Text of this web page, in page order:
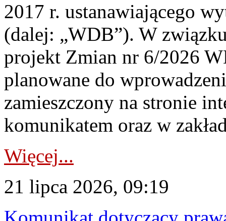
2017 r. ustanawiającego
(dalej: „WDB”). W
projekt Zmian nr 6/2026
planowane do
zamieszczony na stronie
komunikatem oraz w
Więcej...
21 lipca 2026, 09:19